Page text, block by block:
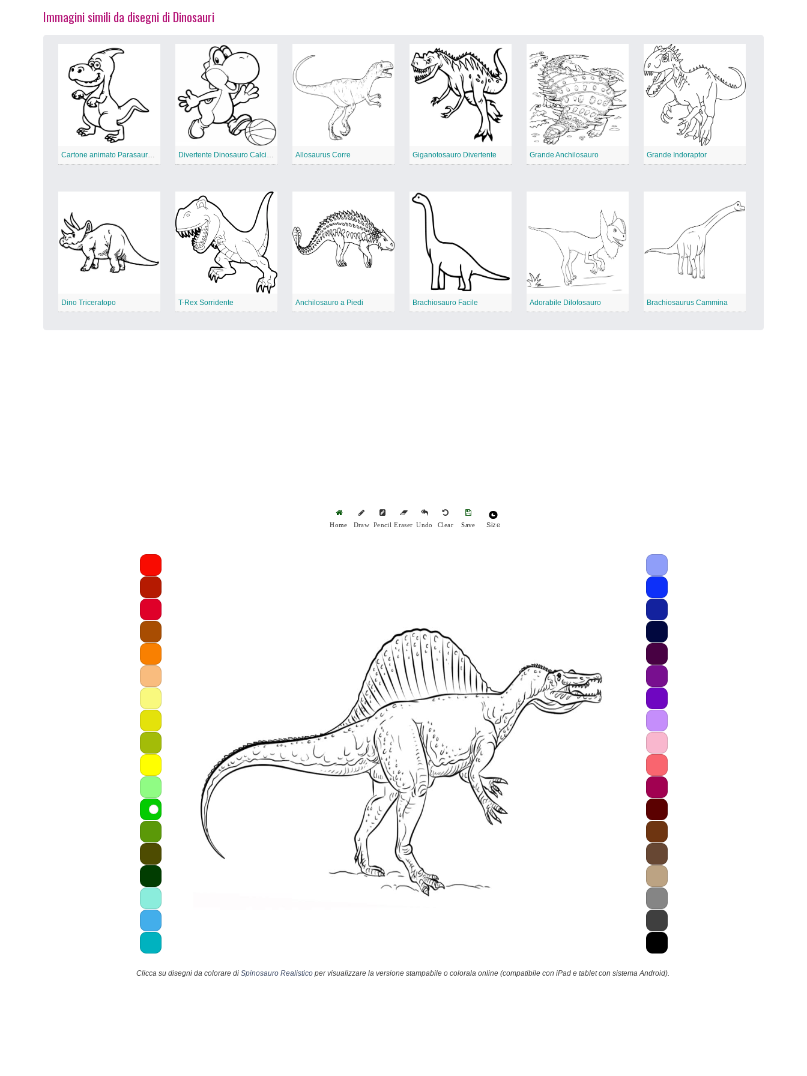
Immagini simili da disegni di Dinosauri
Cartone animato Parasaurolofo Divertente Dinosauro Calcia la Palla Allosaurus Corre Giganotosauro Divertente Grande Anchilosauro Grande Indoraptor
Dino Triceratopo T-Rex Sorridente Anchilosauro a Piedi Brachiosauro Facile Adorabile Dilofosauro Brachiosaurus Cammina
Home Draw Pencil Eraser Undo Clear Save Size
Clicca su disegni da colorare di Spinosauro Realisticoper visualizzare la versione stampabile o colorala online (compatibile con iPad e tablet con sistema Android).